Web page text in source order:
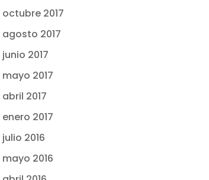
octubre 2017
agosto 2017
junio 2017
mayo 2017
abril 2017
enero 2017
julio 2016
mayo 2016